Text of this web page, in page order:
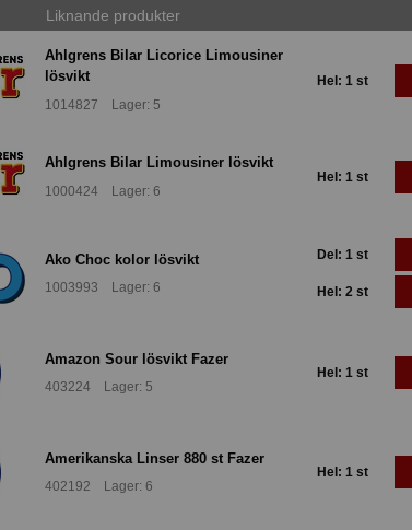
Liknande produkter
Ahlgrens Bilar Licorice Limousiner
lösvikt
1014827 Lager: 5
Hel: 1 st
Ahlgrens Bilar Limousiner lösvikt
1000424 Lager: 6
Hel: 1 st
Ako Choc kolor lösvikt
1003993 Lager: 6
Del: 1 st
Hel: 2 st
Amazon Sour lösvikt Fazer
403224 Lager: 5
Hel: 1 st
Amerikanska Linser 880 st Fazer
402192 Lager: 6
Hel: 1 st